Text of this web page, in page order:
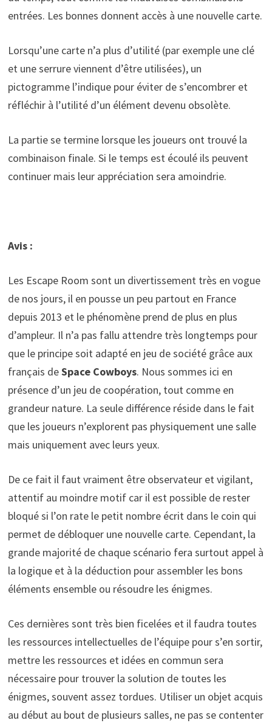
entrées. Les bonnes donnent accès à une nouvelle carte.
Lorsqu’une carte n’a plus d’utilité (par exemple une clé
et une serrure viennent d’être utilisées), un
pictogramme l’indique pour éviter de s’encombrer et
réfléchir à l’utilité d’un élément devenu obsolète.
La partie se termine lorsque les joueurs ont trouvé la
combinaison finale. Si le temps est écoulé ils peuvent
continuer mais leur appréciation sera amoindrie.
Avis :
Les Escape Room sont un divertissement très en vogue
de nos jours, il en pousse un peu partout en France
depuis 2013 et le phénomène prend de plus en plus
d’ampleur. Il n’a pas fallu attendre très longtemps pour
que le principe soit adapté en jeu de société grâce aux
français deSpace Cowboys. Nous sommes ici en
présence d’un jeu de coopération, tout comme en
grandeur nature. La seule différence réside dans le fait
que les joueurs n’explorent pas physiquement une salle
mais uniquement avec leurs yeux.
De ce fait il faut vraiment être observateur et vigilant,
attentif au moindre motif car il est possible de rester
bloqué si l’on rate le petit nombre écrit dans le coin qui
permet de débloquer une nouvelle carte. Cependant, la
grande majorité de chaque scénario fera surtout appel à
la logique et à la déduction pour assembler les bons
éléments ensemble ou résoudre les énigmes.
Ces dernières sont très bien ficelées et il faudra toutes
les ressources intellectuelles de l’équipe pour s’en sortir,
mettre les ressources et idées en commun sera
nécessaire pour trouver la solution de toutes les
énigmes, souvent assez tordues. Utiliser un objet acquis
au début au bout de plusieurs salles, ne pas se contenter